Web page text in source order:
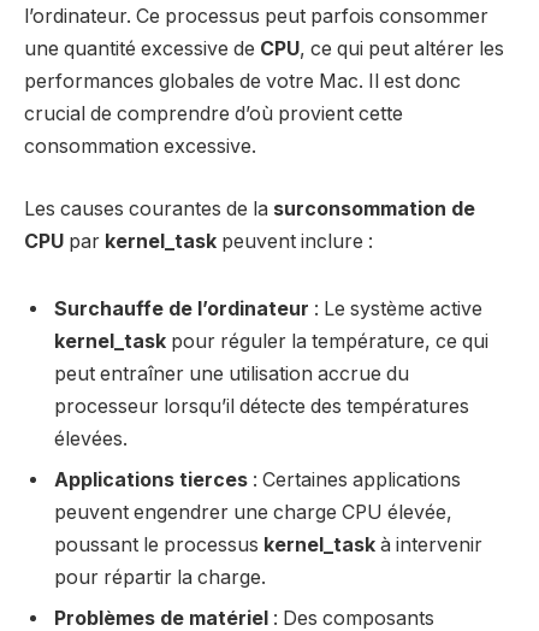
l’ordinateur. Ce processus peut parfois consommer
une quantité excessive de CPU, ce qui peut altérer les
performances globales de votre Mac. Il est donc
crucial de comprendre d’où provient cette
consommation excessive.
Les causes courantes de la surconsommation de
CPU par kernel_task peuvent inclure :
Surchauffe de l’ordinateur : Le système active
kernel_task pour réguler la température, ce qui
peut entraîner une utilisation accrue du
processeur lorsqu’il détecte des températures
élevées.
Applications tierces : Certaines applications
peuvent engendrer une charge CPU élevée,
poussant le processus kernel_task à intervenir
pour répartir la charge.
Problèmes de matériel : Des composants